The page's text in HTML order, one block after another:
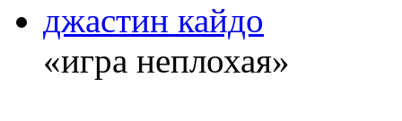
джастин кайдо
«игра неплохая»